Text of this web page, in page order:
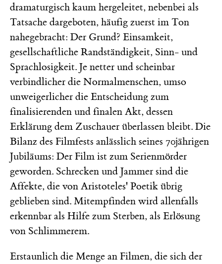
dramaturgisch kaum hergeleitet, nebenbei als
Tatsache dargeboten, häufig zuerst im Ton
nahegebracht: Der Grund? Einsamkeit,
gesellschaftliche Randständigkeit, Sinn- und
Sprachlosigkeit. Je netter und scheinbar
verbindlicher die Normalmenschen, umso
unweigerlicher die Entscheidung zum
finalisierenden und finalen Akt, dessen
Erklärung dem Zuschauer überlassen bleibt. Die
Bilanz des Filmfests anlässlich seines 70jährigen
Jubiläums: Der Film ist zum Serienmörder
geworden. Schrecken und Jammer sind die
Affekte, die von Aristoteles' Poetik übrig
geblieben sind. Mitempfinden wird allenfalls
erkennbar als Hilfe zum Sterben, als Erlösung
von Schlimmerem.
Erstaunlich die Menge an Filmen, die sich der